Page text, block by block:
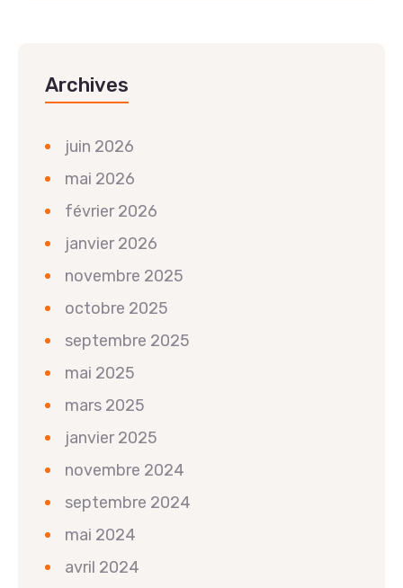
Archives
juin 2026
mai 2026
février 2026
janvier 2026
novembre 2025
octobre 2025
septembre 2025
mai 2025
mars 2025
janvier 2025
novembre 2024
septembre 2024
mai 2024
avril 2024